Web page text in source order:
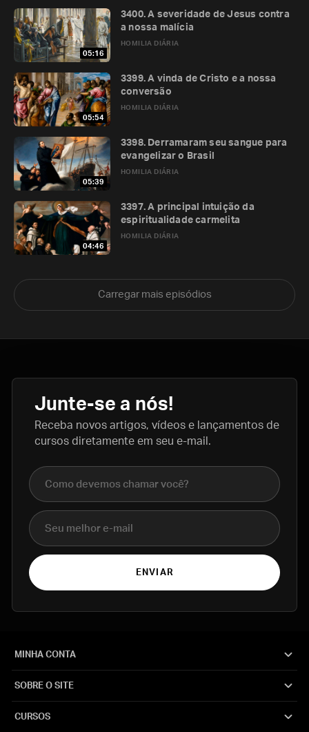
05:16
HOMILIA DIÁRIA
3400. A severidade de Jesus contra
a nossa malícia
05:54
HOMILIA DIÁRIA
3399. A vinda de Cristo e a nossa
conversão
05:39
HOMILIA DIÁRIA
3398. Derramaram seu sangue para
evangelizar o Brasil
04:46
HOMILIA DIÁRIA
3397. A principal intuição da
espiritualidade carmelita
Carregar mais episódios
Junte-se a nós!
Receba novos artigos, vídeos e lançamentos de
cursos diretamente em seu e-mail.
Nome completo
E-mail
ENVIAR
MINHA CONTA
SOBRE O SITE
CURSOS